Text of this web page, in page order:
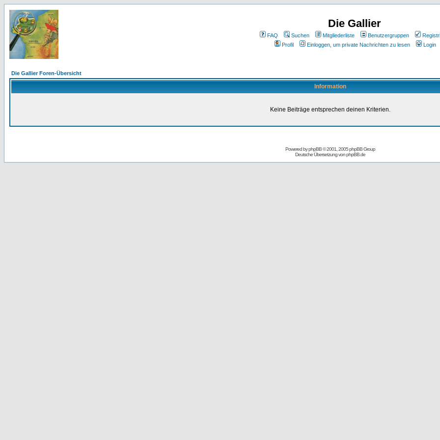
Die Gallier
FAQ Suchen Mitgliederliste Benutzergruppen
Profil
Einloggen, um private Nachrichten zu lesen Login
Die Gallier Foren-Übersicht
Information
Keine Beiträge entsprechen deinen Kriterien.
Powered byphpBB© 2001, 2005 phpBB Group
Deutsche Übersetzung vonphpBB.de